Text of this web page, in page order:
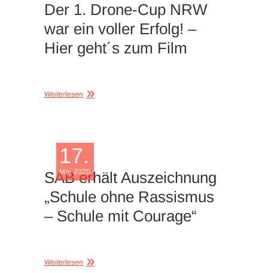
Der 1. Drone-Cup NRW
war ein voller Erfolg! –
Hier geht´s zum Film
Weiterlesen
17.
Mai 2020
SAB erhält Auszeichnung
„Schule ohne Rassismus
– Schule mit Courage“
Weiterlesen